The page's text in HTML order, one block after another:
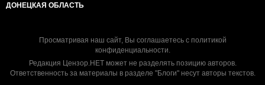
ДОНЕЦКАЯ ОБЛАСТЬ
Просматривая наш сайт, Вы соглашаетесь с политикой
конфиденциальности.
Редакция Цензор.НЕТ может не разделять позицию авторов.
Ответственность за материалы в разделе "Блоги" несут авторы текстов.